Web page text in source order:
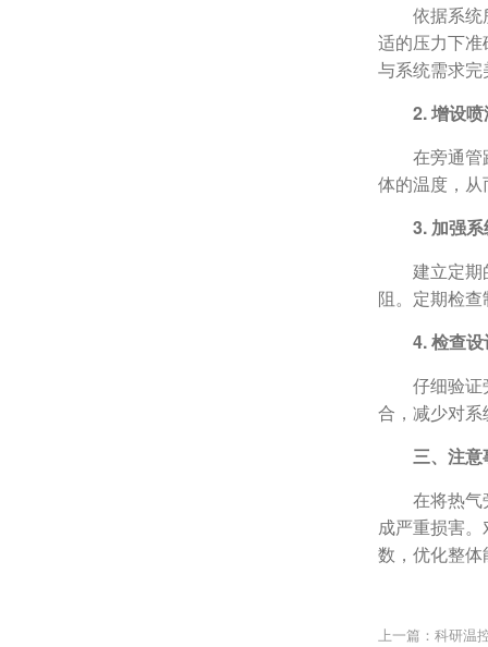
依据系
适的压力下
与系统需求
2. 增设
在旁通
体的温度，
3. 加强
建立定
阻。定期检
4. 检查
仔细验
合，减少对
三、注意
在将热
成严重损害
数，优化整
上一篇：科研温